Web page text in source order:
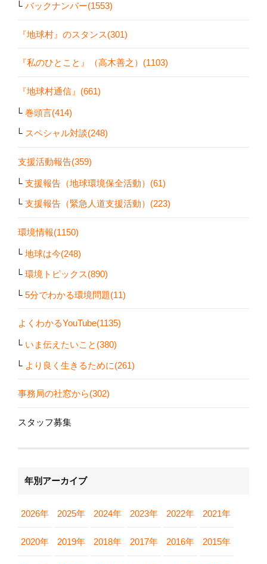
バックナンバー(1553)
『地球村』のスタンス(301)
『私のひとこと』（高木善之）(1103)
『地球村通信』(661)
巻頭言(414)
スペシャル対談(248)
支援活動報告(359)
支援報告（地球環境保全活動）(61)
支援報告（緊急人道支援活動）(223)
環境情報(1150)
地球は今(248)
環境トピックス(890)
5分でわかる環境問題(11)
よくわかるYouTube(1135)
いま伝えたいこと(380)
より良く生きるために(261)
事務局の社窓から(302)
スタッフ募集
年別アーカイブ
2026年 2025年 2024年 2023年 2022年 2021年
2020年 2019年 2018年 2017年 2016年 2015年